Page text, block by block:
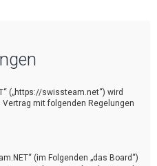
(„https://swissteam.net“) wird
mit folgenden Regelungen
(im Folgenden „das Board“)